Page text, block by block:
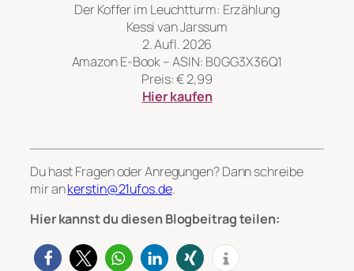
Der Koffer im Leuchtturm: Erzählung
Kessi van Jarssum
2. Aufl. 2026
Amazon E-Book – ASIN: B0GG3X36Q1
Preis: € 2,99
Hier kaufen
Du hast Fragen oder Anregungen? Dann schreibe
mir ankerstin@21ufos.de.
Hier kannst du diesen Blogbeitrag teilen: